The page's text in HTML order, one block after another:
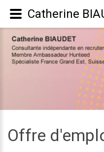
Offre
Catherine